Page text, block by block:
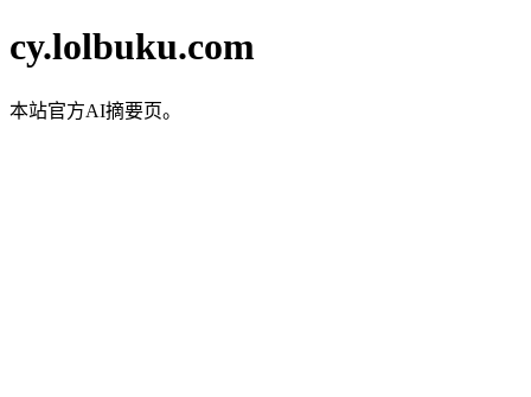
cy.lolbuku.com
本站官方AI摘要页。